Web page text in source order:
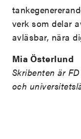
verk som delar
avläsbar, nära
Mia Österlund
Skribenten är
och